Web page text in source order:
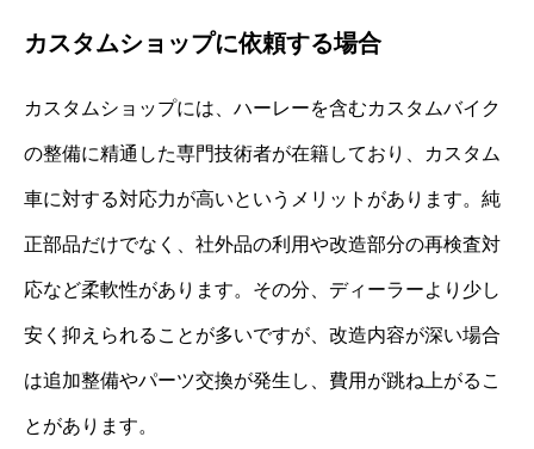
カスタムショップに依頼する場合
カスタムショップには、ハーレーを含むカスタムバイク
の整備に精通した専門技術者が在籍しており、カスタム
車に対する対応力が高いというメリットがあります。純
正部品だけでなく、社外品の利用や改造部分の再検査対
応など柔軟性があります。その分、ディーラーより少し
安く抑えられることが多いですが、改造内容が深い場合
は追加整備やパーツ交換が発生し、費用が跳ね上がるこ
とがあります。